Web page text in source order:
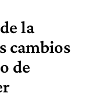
la
cambios
de